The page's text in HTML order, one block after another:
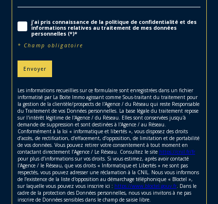
j'ai pris connaissance de la politique de confidentialité et des
informations relatives au traitement de mes données
personnelles (*)*
* Champ obligatoire
Envoyer
Les informations recueillies sur ce formulaire sont enregistrées dans un fichier
informatisé par La Boite Immo agissant comme Sous-traitant du traitement pour
la gestion de la clientèle/prospects de l'Agence / du Réseau qui reste Responsable
du Traitement de vos Données personnelles. La base légale du traitement repose
sur l'intérêt légitime de l'Agence / du Réseau. Elles sont conservées jusqu'à
demande de suppression et sont destinées à l'Agence / au Réseau.
Conformément à la loi « informatique et libertés », vous disposez des droits
d’accès, de rectification, d’effacement, d’opposition, de limitation et de portabilité
de vos données. Vous pouvez retirer votre consentement à tout moment en
contactant directement l’Agence / Le Réseau. Consultez le site https://cnil.fr/fr
pour plus d’informations sur vos droits. Si vous estimez, après avoir contacté
l'Agence / le Réseau, que vos droits « Informatique et Libertés » ne sont pas
respectés, vous pouvez adresser une réclamation à la CNIL. Nous vous informons
de l’existence de la liste d'opposition au démarchage téléphonique « Bloctel »,
sur laquelle vous pouvez vous inscrire ici : https://www.bloctel.gouv.fr. Dans le
cadre de la protection des Données personnelles, nous vous invitons à ne pas
inscrire de Données sensibles dans le champ de saisie libre.